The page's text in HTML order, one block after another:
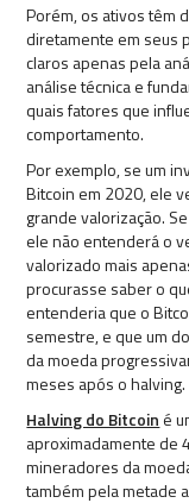
Porém, os ativos têm
diretamente em seus
claros apenas pela
análise técnica e
quais fatores que
comportamento.
Por exemplo, se um
Bitcoin em 2020, ele
grande valorização.
ele não entenderá o
valorizado mais
procurasse saber o
entenderia que o
semestre, e que um
da moeda
meses após o halving.
Halving do Bitcoin é
aproximadamente de
mineradores da
também pela metade